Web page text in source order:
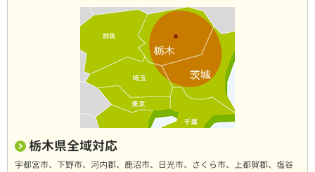
栃木県全域対応
宇都宮市、下野市、河内郡、鹿沼市、日光市、さくら市、上都賀郡、塩谷